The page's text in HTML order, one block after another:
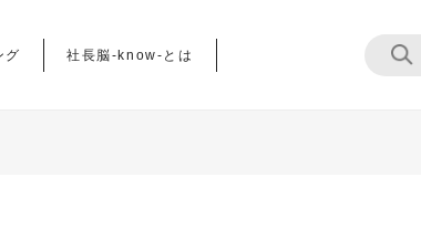
グ 社長脳-know-とは